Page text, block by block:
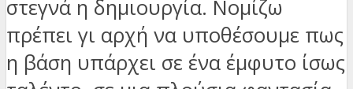
στεγνά η δημιουργία. Νομίζω
πρέπει γι αρχή να υποθέσουμε πως
η βάση υπάρχει σε ένα έμφυτο ίσως